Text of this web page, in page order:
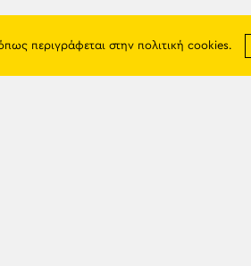
περιγράφεται στην πολιτική cookies.